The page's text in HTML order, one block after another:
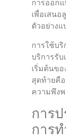
การออก
เพื่อเสน
ตัวอย่าง
การใช้บ
บริการรับ
เริ่มต้นขอ
สุดท้ายคื
ความพึง
การ
การ